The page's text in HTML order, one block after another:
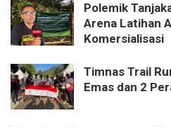
Polemik
Arena Latihan
Komersialisasi
Timnas Trail
Emas dan 2